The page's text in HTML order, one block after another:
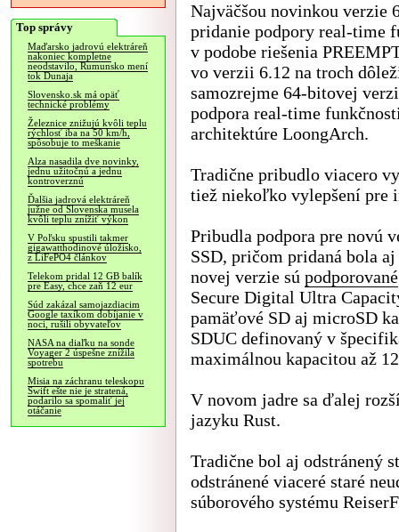
Top správy
Maďarsko jadrovú elektráreň
nakoniec kompletne
neodstavilo, Rumunsko mení
tok Dunaja
Slovensko.sk má opäť
technické problémy
Železnice znižujú kvôli teplu
rýchlosť iba na 50 km/h,
spôsobuje to meškanie
Alza nasadila dve novinky,
jednu užitočnú a jednu
kontroverznú
Ďalšia jadrová elektráreň
južne od Slovenska musela
kvôli teplu znížiť výkon
V Poľsku spustili takmer
gigawatthodinové úložisko,
z LiFePO4 článkov
Telekom pridal 12 GB balík
pre Easy, chce zaň 12 eur
Súd zakázal samojazdiacim
Google taxíkom dobíjanie v
noci, rušili obyvateľov
NASA na diaľku na sonde
Voyager 2 úspešne znížila
spotrebu
Misia na záchranu teleskopu
Swift ešte nie je stratená,
podarilo sa spomaliť jej
otáčanie
Najväčšou novinkou verzie
pridanie podpory real-time
v podobe riešenia
vo verzii 6.12 na troch
samozrejme 64-bitovej
podpora real-time
architektúre LoongArch.
Tradične pribudlo viacero
tiež niekoľko vylepšení pre
Pribudla podpora pre novú
SSD, pričom pridaná bola
novej verzie sú podporované
Secure Digital Ultra
pamäťové SD aj microSD
SDUC definovaný v
maximálnou kapacitou až
V novom jadre sa ďalej
jazyku Rust.
Tradične bol aj odstránený
odstránené viaceré staré
súborového systému